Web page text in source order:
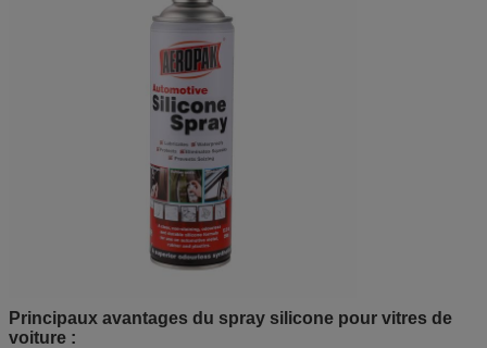
Principaux avantages du spray silicone pour vitres de
voiture :